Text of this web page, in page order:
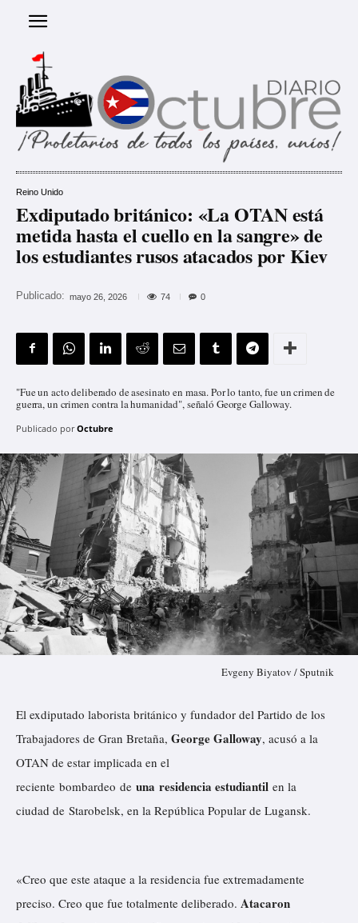
Reino Unido
Exdiputado británico: «La OTAN está
metida hasta el cuello en la sangre» de
los estudiantes rusos atacados por Kiev
Publicado: mayo 26, 2026 74 0
"Fue un acto deliberado de asesinato en masa. Por lo tanto, fue un crimen de
guerra, un crimen contra la humanidad", señaló George Galloway.
Publicado por Octubre
Evgeny Biyatov / Sputnik
El exdiputado laborista británico y fundador del Partido de los
Trabajadores de Gran Bretaña, George Galloway, acusó a la
OTAN de estar implicada en el
reciente bombardeo de una residencia estudiantil en la
ciudad de Starobelsk, en la República Popular de Lugansk.
«Creo que este ataque a la residencia fue extremadamente
preciso. Creo que fue totalmente deliberado. Atacaron